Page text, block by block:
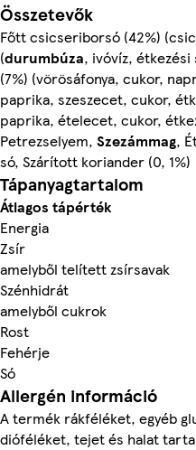
Összetevők
Főtt csicseriborsó (42%)
(durumbúza, ivóvíz,
(7%) (vörösáfonya, cukor,
paprika, szeszecet, cukor,
paprika, ételecet, cukor,
Petrezselyem, Szezámmag,
só, Szárított koriander (0, 1%)
Tápanyagtartalom
Átlagos tápérték
Energia
Zsír
amelyből telített zsírsavak
Szénhidrát
amelyből cukrok
Rost
Fehérje
Só
Allergén információ
A termék rákféléket, egyéb
dióféléket, tejet és halat